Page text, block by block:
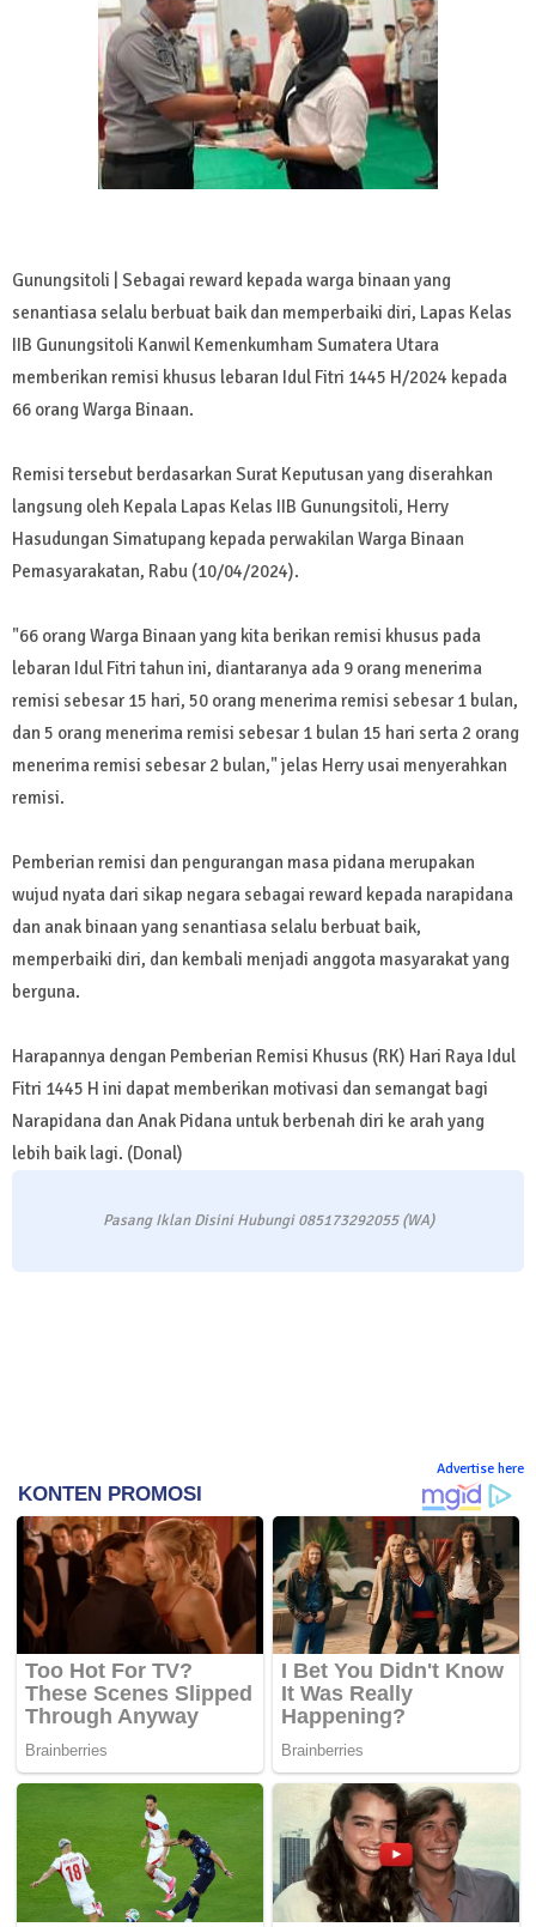
Gunungsitoli | Sebagai reward kepada warga binaan yang
senantiasa selalu berbuat baik dan memperbaiki diri, Lapas Kelas
IIB Gunungsitoli Kanwil Kemenkumham Sumatera Utara
memberikan remisi khusus lebaran Idul Fitri 1445 H/2024 kepada
66 orang Warga Binaan.
Remisi tersebut berdasarkan Surat Keputusan yang diserahkan
langsung oleh Kepala Lapas Kelas IIB Gunungsitoli, Herry
Hasudungan Simatupang kepada perwakilan Warga Binaan
Pemasyarakatan, Rabu (10/04/2024).
"66 orang Warga Binaan yang kita berikan remisi khusus pada
lebaran Idul Fitri tahun ini, diantaranya ada 9 orang menerima
remisi sebesar 15 hari, 50 orang menerima remisi sebesar 1 bulan,
dan 5 orang menerima remisi sebesar 1 bulan 15 hari serta 2 orang
menerima remisi sebesar 2 bulan," jelas Herry usai menyerahkan
remisi.
Pemberian remisi dan pengurangan masa pidana merupakan
wujud nyata dari sikap negara sebagai reward kepada narapidana
dan anak binaan yang senantiasa selalu berbuat baik,
memperbaiki diri, dan kembali menjadi anggota masyarakat yang
berguna.
Harapannya dengan Pemberian Remisi Khusus (RK) Hari Raya Idul
Fitri 1445 H ini dapat memberikan motivasi dan semangat bagi
Narapidana dan Anak Pidana untuk berbenah diri ke arah yang
lebih baik lagi. (Donal)
Pasang Iklan Disini Hubungi 085173292055 (WA)
Advertise here